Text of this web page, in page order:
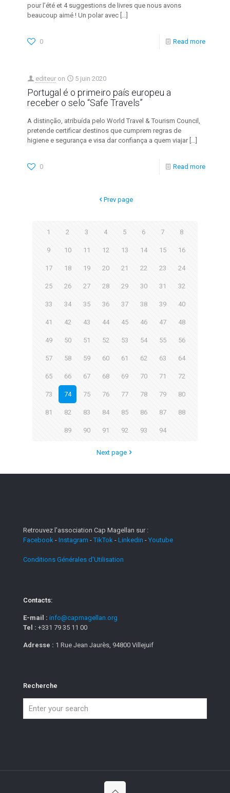
pour l’été et 4 suggestions de livres que nous avons
beaucoup aimé ! Un polar avec […]
0 Read more
editeur on 5 juin 2020
Portugal é o primeiro país europeu a
receber o selo “Safe Travels”
A distinção, atribuída pelo World Travel & Tourism Council,
pretende certificar destinos que cumprem regras de
higiene e segurança e visa dar confiança a quem viajar[…]
0 Read more
Prev page
1 2 3 4 5 6 7 8
9 10 11 12 13 14 15 16
17 18 19 20 21 22 23 24
25 26 27 28 29 30 31 32
33 34 35 36 37 38 39 40
41 42 43 44 45 46 47 48
49 50 51 52 53 54 55 56
57 58 59 60 61 62 63 64
65 66 67 68 69 70 71 72
73 74 75 76 77 78 79 80
81 82 83 84 85 86 87 88
89 90 91 92 93 94
Next page
Retrouvez l'association Cap Magellan sur :
Facebook - Instagram -TikTok - Linkedin - Youtube
Conditions Générales d'Utilisation
Contacts:
E-mail : info@capmagellan.org
Tel : +331 79 35 11 00
Adresse : 1 Rue Jean Jaurès, 94800 Villejuif
Recherche